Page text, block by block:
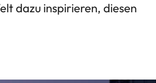
dazu inspirieren, diesen